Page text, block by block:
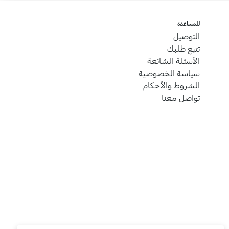
للمساعدة
التوصيل
تتبع طلبك
الأسئلة الشائعة
سياسة الخصوصية
الشروط والأحكام
تواصل معنا